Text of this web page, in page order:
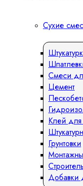
Сухие
Смеси
Цемент
Клей для
Грунтовки
Добавки